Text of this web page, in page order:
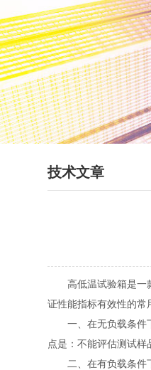
技术文章
高低温试验箱是一款
证性能指标有效性的常
一、在无负载条件下
点是：不能评估测试样
二、在有负载条件下